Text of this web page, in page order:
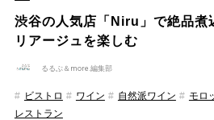
渋谷の人気店「Niru」で絶品煮
リアージュを楽しむ
るるぶ＆more.編集部
ビストロ ワイン 自然派ワイン モロ
レストラン